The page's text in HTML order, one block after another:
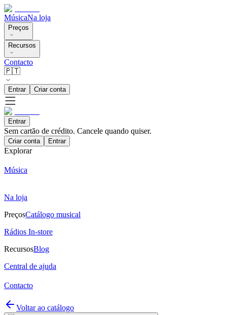
MúsicaNa loja
Preços
Recursos
Contacto
🇵🇹
Entrar Criar conta
Entrar
Sem cartão de crédito. Cancele quando quiser.
Criar conta Entrar
Explorar
Música
Na loja
PreçosCatálogo musical
Rádios In-store
RecursosBlog
Central de ajuda
Contacto
Voltar ao catálogo